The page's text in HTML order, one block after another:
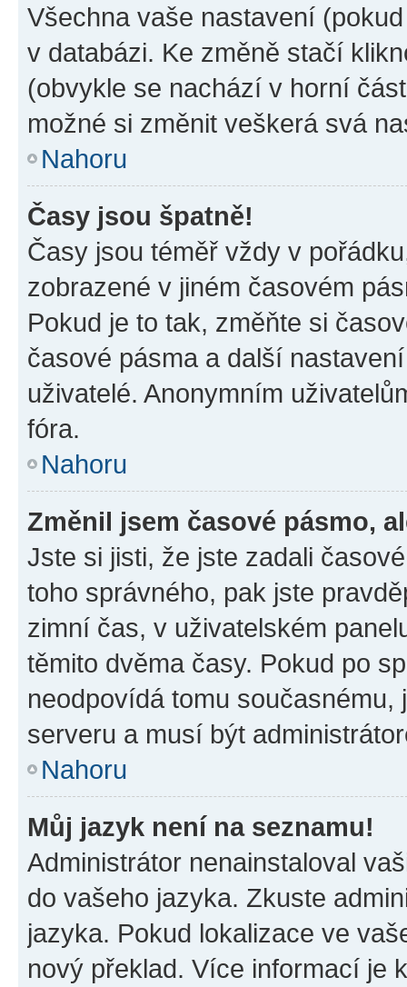
Všechna vaše nastavení
v databázi. Ke změně stačí
(obvykle se nachází v horní
možné si změnit veškerá svá
Nahoru
Časy jsou špatně!
Časy jsou téměř vždy v
zobrazené v jiném časovém
Pokud je to tak, změňte si
časové pásma a další
uživatelé. Anonymním
fóra.
Nahoru
Změnil jsem časové pásmo,
Jste si jisti, že jste zadali
toho správného, pak jste
zimní čas, v uživatelském
těmito dvěma časy. Pokud po
neodpovídá tomu
serveru a musí být
Nahoru
Můj jazyk není na seznamu!
Administrátor nenainstaloval
do vašeho jazyka. Zkuste
jazyka. Pokud lokalizace ve
nový překlad. Více informací je